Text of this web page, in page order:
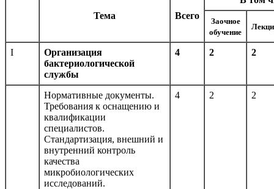
Тема Всего
Заочное
обучение
I
Организация
бактериологической
службы
4 2 2
Нормативные документы.
Требования к оснащению и
квалификации
специалистов.
Стандартизация, внешний и
внутренний контроль
качества
микробиологических
исследований.
4 2 2